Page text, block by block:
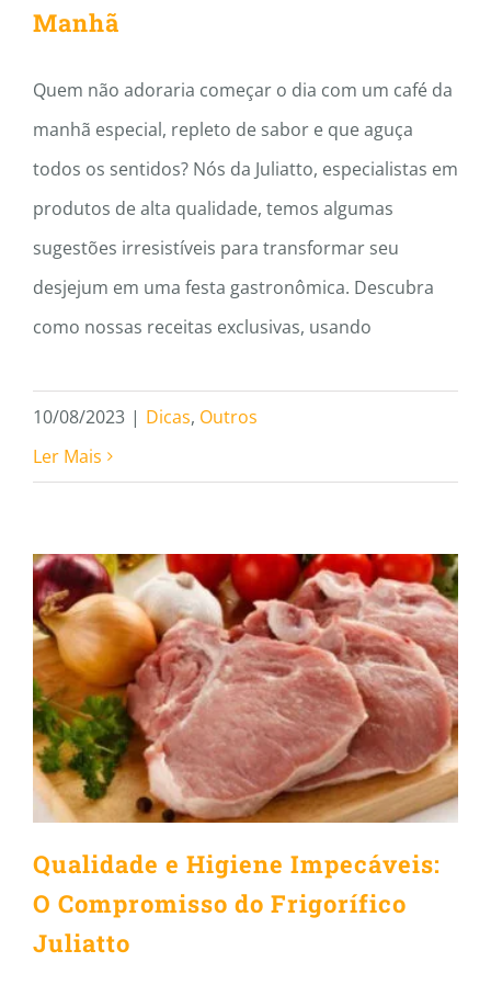
Manhã
Quem não adoraria começar o dia com um café da
manhã especial, repleto de sabor e que aguça
todos os sentidos? Nós da Juliatto, especialistas em
produtos de alta qualidade, temos algumas
sugestões irresistíveis para transformar seu
desjejum em uma festa gastronômica. Descubra
como nossas receitas exclusivas, usando
10/08/2023 | Dicas, Outros
Ler Mais
Qualidade e Higiene
Impecáveis: O Compromisso
do Frigorífico Juliatto
Qualidade e Higiene Impecáveis:
O Compromisso do Frigorífico
Juliatto